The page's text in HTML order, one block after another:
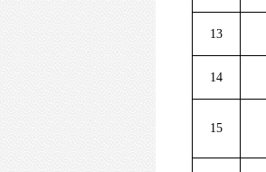
13
14
15